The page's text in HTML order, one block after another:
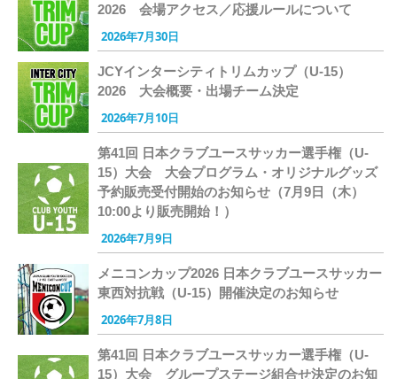
2026 会場アクセス／応援ルールについて
2026年7月30日
JCYインターシティトリムカップ（U-15）
2026 大会概要・出場チーム決定
2026年7月10日
第41回 日本クラブユースサッカー選手権（U-
15）大会 大会プログラム・オリジナルグッズ
予約販売受付開始のお知らせ（7月9日（木）
10:00より販売開始！）
2026年7月9日
メニコンカップ2026 日本クラブユースサッカー
東西対抗戦（U-15）開催決定のお知らせ
2026年7月8日
第41回 日本クラブユースサッカー選手権（U-
15）大会 グループステージ組合せ決定のお知